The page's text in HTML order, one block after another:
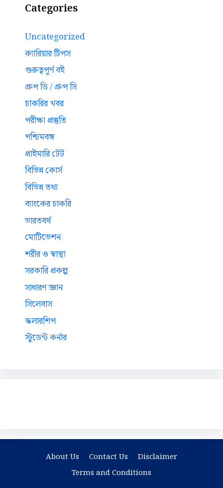
Categories
Uncategorized
ক্যারিয়ার টিপস
গুরুত্বপূর্ণ বই
গ্রুপ ডি / গ্রুপ সি
চাকরির খবর
পরীক্ষা প্রস্তুতি
পশ্চিমবঙ্গ
প্রাইমারি টেট
বিভিন্ন কোর্স
বিভিন্ন তথ্য
ব্যাংকের চাকরি
ভারতবর্ষ
মোটিভেশন
শরীর ও স্বাস্থ্য
সরকারি প্রকল্প
সাধারণ জ্ঞান
সিলেবাস
স্কলারশিপ
স্টুডেন্ট কর্নার
About Us Contact Us
Disclaimer
Terms and Conditions